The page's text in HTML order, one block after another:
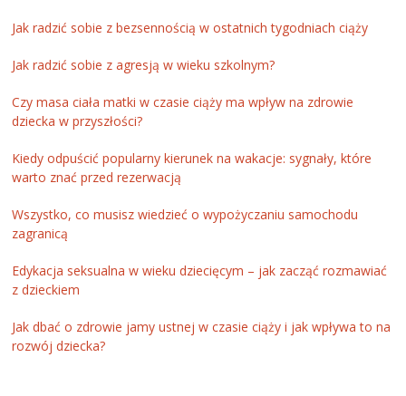
Jak radzić sobie z bezsennością w ostatnich tygodniach ciąży
Jak radzić sobie z agresją w wieku szkolnym?
Czy masa ciała matki w czasie ciąży ma wpływ na zdrowie
dziecka w przyszłości?
Kiedy odpuścić popularny kierunek na wakacje: sygnały, które
warto znać przed rezerwacją
Wszystko, co musisz wiedzieć o wypożyczaniu samochodu
zagranicą
Edykacja seksualna w wieku dziecięcym – jak zacząć rozmawiać
z dzieckiem
Jak dbać o zdrowie jamy ustnej w czasie ciąży i jak wpływa to na
rozwój dziecka?